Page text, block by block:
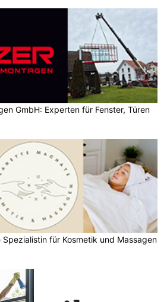
GmbH: Experten für Fenster, Türen
für Kosmetik und Massagen